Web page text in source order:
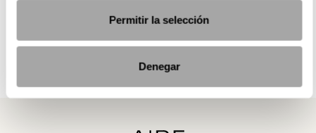
Permitir la selección
Denegar